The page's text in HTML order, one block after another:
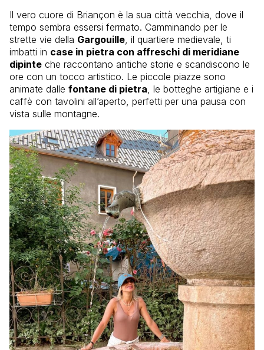
Il vero cuore di Briançon è la sua città vecchia, dove il
tempo sembra essersi fermato. Camminando per le
strette vie della Gargouille, il quartiere medievale, ti
imbatti in case in pietra con affreschi di meridiane
dipinte che raccontano antiche storie e scandiscono le
ore con un tocco artistico. Le piccole piazze sono
animate dalle fontane di pietra, le botteghe artigiane e i
caffè con tavolini all’aperto, perfetti per una pausa con
vista sulle montagne.